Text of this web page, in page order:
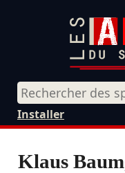
Installer
Klaus